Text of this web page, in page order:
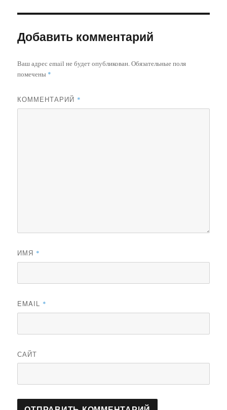
Добавить комментарий
Ваш адрес email не будет опубликован. Обязательные поля
помечены *
КОММЕНТАРИЙ *
ИМЯ *
EMAIL *
САЙТ